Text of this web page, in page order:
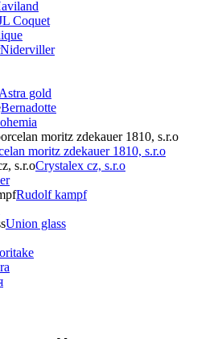
Coquet
Niderviller
Astra gold
Bernadotte
moritz zdekauer 1810, s.r.o
Crystalex cz, s.r.o
Rudolf kampf
Union glass